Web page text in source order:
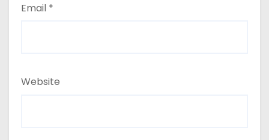
Email *
Website